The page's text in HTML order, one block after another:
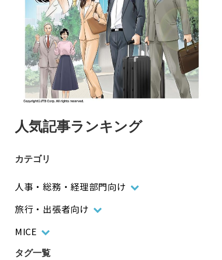
人気記事ランキング
カテゴリ
人事・総務・経理部門向け
旅行・出張者向け
MICE
タグ一覧